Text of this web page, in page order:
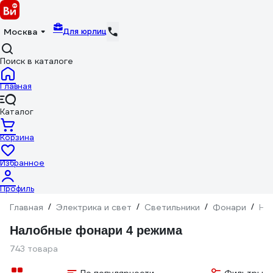
Москва Для юрлиц
Поиск в каталоге
Главная
Каталог
Корзина
Избранное
Профиль
Главная / Электрика и свет / Светильники / Фонари /
Налобные фонари 4 режима
743 товара